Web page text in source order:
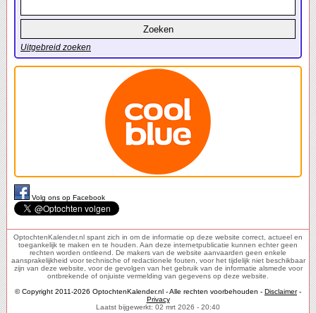
Uitgebreid zoeken
Volg ons op Facebook
OptochtenKalender.nl spant zich in om de informatie op deze website correct, actueel en
toegankelijk te maken en te houden. Aan deze internetpublicatie kunnen echter geen
rechten worden ontleend. De makers van de website aanvaarden geen enkele
aansprakelijkheid voor technische of redactionele fouten, voor het tijdelijk niet beschikbaar
zijn van deze website, voor de gevolgen van het gebruik van de informatie alsmede voor
ontbrekende of onjuiste vermelding van gegevens op deze website.
© Copyright 2011-2026 OptochtenKalender.nl - Alle rechten voorbehouden - Disclaimer-
Privacy
Laatst bijgewerkt: 02 mrt 2026 - 20:40